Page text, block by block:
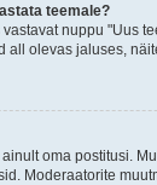
teemale?
nuppu "Uus
olevas jaluses,
oma postitusi.
Moderaatorite